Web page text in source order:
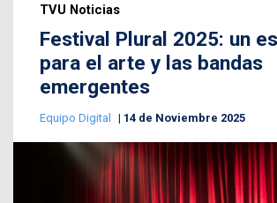
TVU Noticias
Festival Plural 2025: un
para el arte y las bandas
emergentes
Equipo Digital 14 de Noviembre 2025